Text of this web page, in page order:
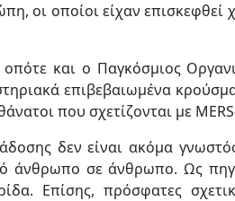
οι οποίοι είχαν
και ο Παγκόσμιος
επιβεβαιωμένα
που σχετίζονται με
δεν είναι ακόμα
άνθρωπο σε άνθρωπο. Ως
Επίσης, πρόσφατες